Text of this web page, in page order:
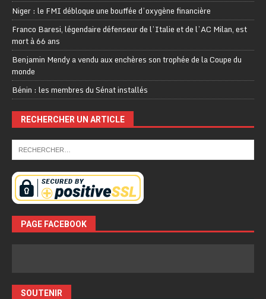
Niger : le FMI débloque une bouffée d’oxygène financière
Franco Baresi, légendaire défenseur de l’Italie et de l’AC Milan, est
mort à 66 ans
Benjamin Mendy a vendu aux enchères son trophée de la Coupe du
monde
Bénin : les membres du Sénat installés
RECHERCHER UN ARTICLE
PAGE FACEBOOK
SOUTENIR